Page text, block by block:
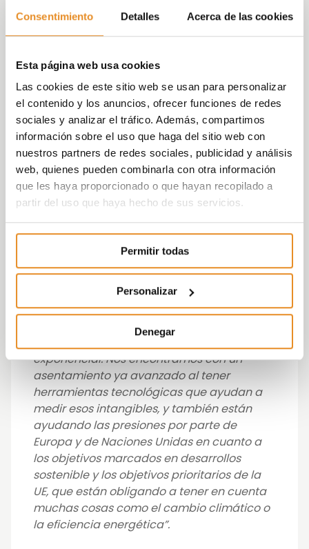
Consentimiento Detalles Acerca de las cookies
Esta página web usa cookies
Las cookies de este sitio web se usan para personalizar
el contenido y los anuncios, ofrecer funciones de redes
sociales y analizar el tráfico. Además, compartimos
información sobre el uso que haga del sitio web con
nuestros partners de redes sociales, publicidad y análisis
web, quienes pueden combinarla con otra información
que les haya proporcionado o que hayan recopilado a
partir del uso que haya hecho de sus servicios.
Permitir todas
Personalizar
Denegar
Sin embargo, en materia de sostenibilidad,
Según Jaime Silos. “De las 35 empresas que
que están liderando en sus respectivos
sectores a nivel mundial en materia de
sostenibilidad y eso es así, primero por
concienciación y segundo, por principios de
buen gobierno corporativo en las
empresas”
En este sentido Paula Rivas, directora del
área técnica en GBCe, afirma que “las
empresas han pasado de no saber qué es
la valoración de capitales intangibles y no
prestar atención, a ser conscientes de que
suponen un valor añadido para sus
productos y que hay que empezar a
medirlo. Por eso, estamos actualmente en
esa revolución con un crecimiento
exponencial. Nos encontramos con un
asentamiento ya avanzado al tener
herramientas tecnológicas que ayudan a
medir esos intangibles, y también están
ayudando las presiones por parte de
Europa y de Naciones Unidas en cuanto a
los objetivos marcados en desarrollos
sostenible y los objetivos prioritarios de la
UE, que están obligando a tener en cuenta
muchas cosas como el cambio climático o
la eficiencia energética”.